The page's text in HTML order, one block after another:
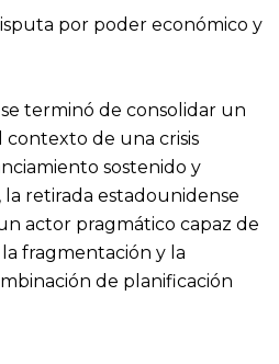
por poder económico y
terminó de consolidar un
contexto de una crisis
sostenido y
retirada estadounidense
actor pragmático capaz de
fragmentación y la
de planificación